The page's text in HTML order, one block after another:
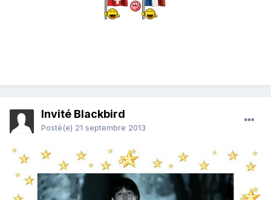
Invité Blackbird
Posté(e) 21 septembre 2013